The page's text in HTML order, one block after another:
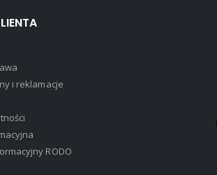
i reklamacje
RODO